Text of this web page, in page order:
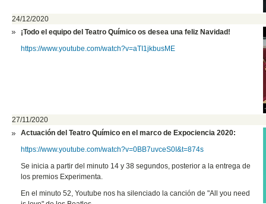
24/12/2020
¡Todo el equipo del Teatro Químico os desea una feliz Navidad !
https://www.youtube.com/watch?v=aTI1jkbusME
27/11/2020
Actuación del Teatro Químico en el marco de Expociencia 2020:
https://www.youtube.com/watch?v=0BB7uvceS0I&t=874s
Se inicia a partir del minuto 14 y 38 segundos, posterior a la entrega de
los premios Experimenta.
En el minuto 52, Youtube nos ha silenciado la canción de "All you need